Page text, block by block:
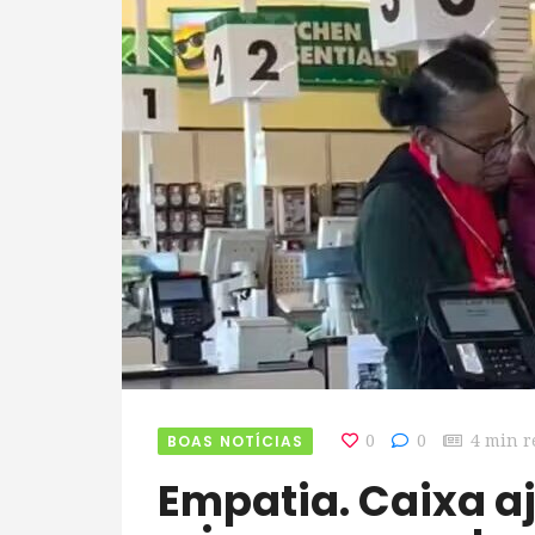
BOAS NOTÍCIAS 0 0 4 min
Empatia. Caixa ajuda mãe e deixa